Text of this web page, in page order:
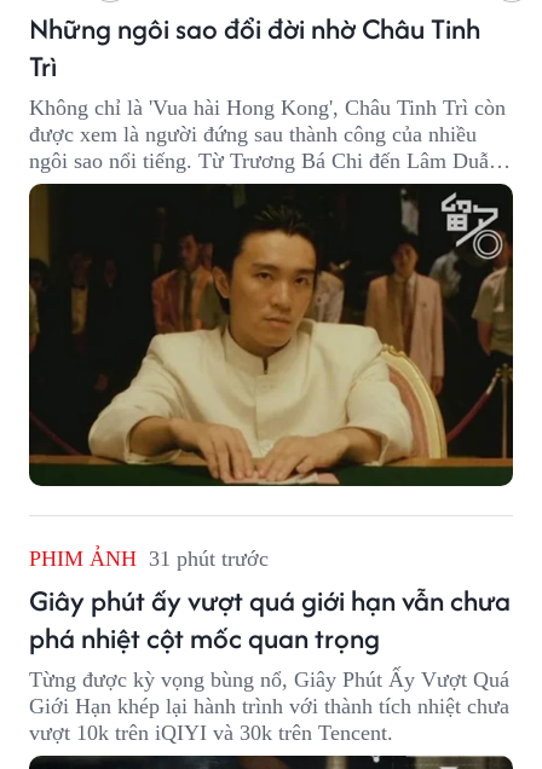
Những ngôi sao đổi đời nhờ Châu Tinh
Trì
Không chỉ là 'Vua hài Hong Kong', Châu Tinh Trì còn
được xem là người đứng sau thành công của nhiều
ngôi sao nổi tiếng. Từ Trương Bá Chi đến Lâm Duẫn,
không ít diễn viên đã bước sang trang mới trong sự
nghiệp nhờ cơ hội từ Châu Tinh Trì.
PHIM ẢNH 31 phút trước
Giây phút ấy vượt quá giới hạn vẫn chưa
phá nhiệt cột mốc quan trọng
Từng được kỳ vọng bùng nổ, Giây Phút Ấy Vượt Quá
Giới Hạn khép lại hành trình với thành tích nhiệt chưa
vượt 10k trên iQIYI và 30k trên Tencent.